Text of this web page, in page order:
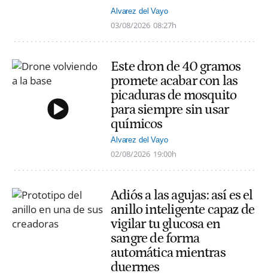
Alvarez del Vayo
03/08/2026 08:27h
Este dron de 40 gramos
promete acabar con las
picaduras de mosquito
para siempre sin usar
químicos
Alvarez del Vayo
02/08/2026 19:00h
Adiós a las agujas: así es el
anillo inteligente capaz de
vigilar tu glucosa en
sangre de forma
automática mientras
duermes